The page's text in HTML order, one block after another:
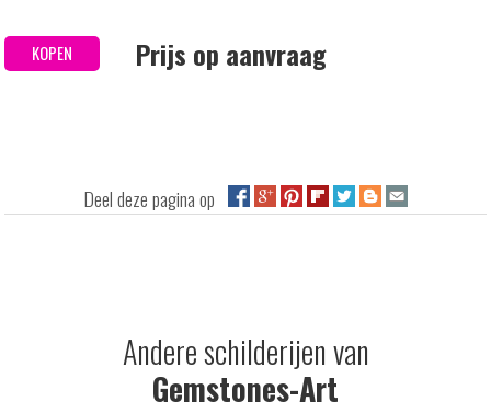
KOPEN Prijs op aanvraag
Deel deze pagina op
Andere schilderijen van
Gemstones-Art